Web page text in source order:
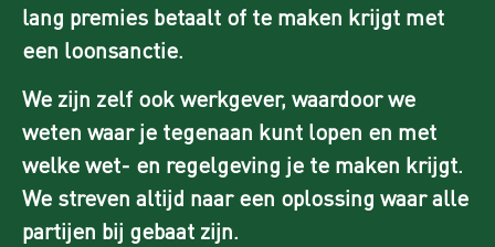
lang premies betaalt of te maken krijgt met
een loonsanctie.
We zijn zelf ook werkgever, waardoor we
weten waar je tegenaan kunt lopen en met
welke wet- en regelgeving je te maken krijgt.
We streven altijd naar een oplossing waar alle
partijen bij gebaat zijn.